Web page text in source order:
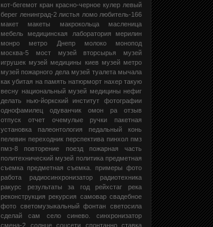
кот-бегемот кран красно-черное кулер левый
берег ленинград-2 листья ломо любитель-166
макет
макеты макрокольца
масленица
мебель
медицинская лаборатория
мерилин
монро
метро Днепр молоко
монопод
москва-5
мост музей вторсырья
музей
игрушек музей медицины киев музей метро
музей пожарного дела музей туалета мычала
как убитая на память натюрморт нахер такую
весну национальный музей медицины нефиг
делать
нью-йоркский институт фотографии
однофамилец
одуванчик омон ра
отзыв
отпуск
отчет очемулые ручки
пакетная
установка
палеонтология
педальный конь
пелевин переходник перспектива пинхол пмз
пмз-8
повторение поезд
пожарная часть
политехнический музей политика предметная
съемка предметная съемка.
примеры фото
работа
радиосинхронизатор
радиотехника
ракурс
результаты за год рейхстаг
река
реконструкция рекурсия самовар свадебное
фото светомузыкальный фонтан светосила
сделай сам
село синево.
синхронизатор
смена-2
солнце соцсети спонтанно ставка